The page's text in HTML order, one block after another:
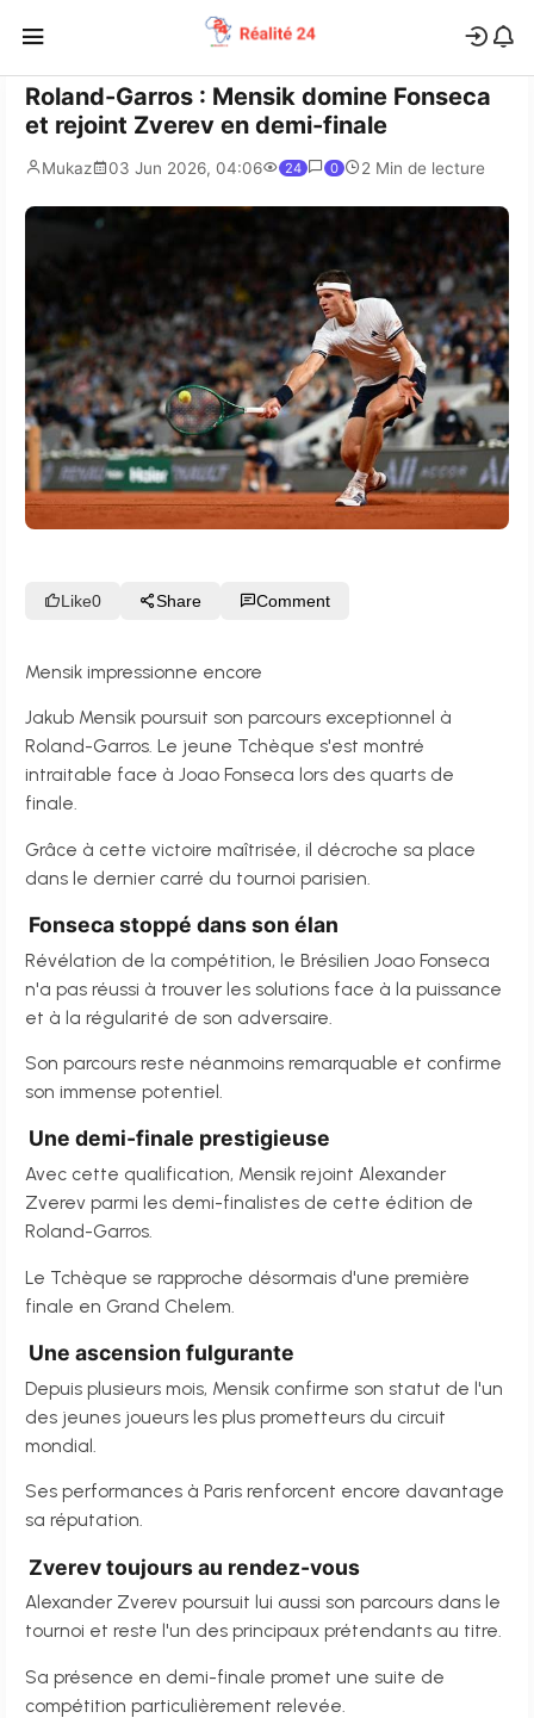
Roland-Garros : Mensik domine Fonseca
et rejoint Zverev en demi-finale
Mukaz 03 Jun 2026, 04:06 24 0 2 Min de lecture
Like0 Share Comment
Mensik impressionne encore
Jakub Mensik poursuit son parcours exceptionnel à
Roland-Garros. Le jeune Tchèque s'est montré
intraitable face à Joao Fonseca lors des quarts de
finale.
Grâce à cette victoire maîtrisée, il décroche sa place
dans le dernier carré du tournoi parisien.
Fonseca stoppé dans son élan
Révélation de la compétition, le Brésilien Joao Fonseca
n'a pas réussi à trouver les solutions face à la puissance
et à la régularité de son adversaire.
Son parcours reste néanmoins remarquable et confirme
son immense potentiel.
Une demi-finale prestigieuse
Avec cette qualification, Mensik rejoint Alexander
Zverev parmi les demi-finalistes de cette édition de
Roland-Garros.
Le Tchèque se rapproche désormais d'une première
finale en Grand Chelem.
Une ascension fulgurante
Depuis plusieurs mois, Mensik confirme son statut de l'un
des jeunes joueurs les plus prometteurs du circuit
mondial.
Ses performances à Paris renforcent encore davantage
sa réputation.
Zverev toujours au rendez-vous
Alexander Zverev poursuit lui aussi son parcours dans le
tournoi et reste l'un des principaux prétendants au titre.
Sa présence en demi-finale promet une suite de
compétition particulièrement relevée.